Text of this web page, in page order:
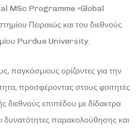
MSc Programme «Global
Πειραιώς και του διεθνούς
Purdue University.
παγκόσμιους ορίζοντες για την
προσφέροντας στους φοιτητές
διεθνούς επιπέδου με δίδακτρα
δυνατότητες παρακολούθησης και